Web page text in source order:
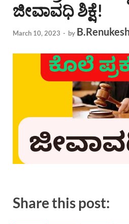
ಜೀವಾವಧಿ ಶಿಕ್ಷೆ!
March 10, 2023 - by
Share this post: